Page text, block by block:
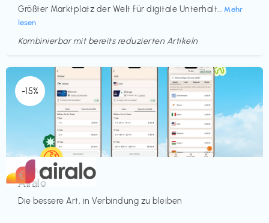
Größter Marktplatz der Welt für digitale Unterhalt... Mehr
lesen
Kombinierbar mit bereits reduzierten Artikeln
-15%
Mobilfunk
Airalo
Die bessere Art, in Verbindung zu bleiben
€‎